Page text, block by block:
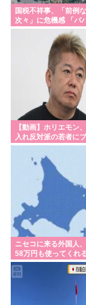
国税不祥事、「前例
次々」に危機感 「パ
報漏えいも
【動画】ホリエモン
入れ反対派の若者に
スタジオ誰も反論で
ニセコに来る外国人
58万円も使ってくれ
明。貧乏ジャップの
模様